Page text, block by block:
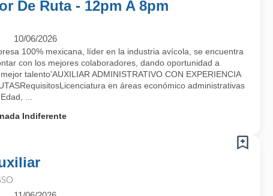
De Ruta - 12pm A 8pm
10/06/2026
100% mexicana, líder en la industria avícola, se encuentra
con los mejores colaboradores, dando oportunidad a
talento'AUXILIAR ADMINISTRATIVO CON EXPERIENCIA
en áreas económico administrativas
...
Indiferente